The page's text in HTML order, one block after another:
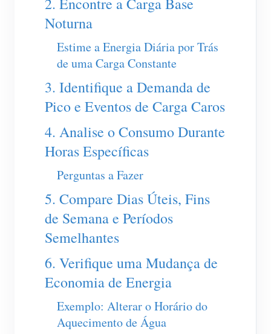
Monitor de consumo de eletricidade
Automação residencial
Monitoramento de energia da fábrica
Recursos
Início rápido do produto
Documento
Vídeo tutorial
FAQ
Notícias
Blog
Comunidade
Programa de contribuidores
Centro de contribuidores
Atividades IAMMETER
Fórum
App Loja
Explorar site
Ranking FV
Soluções
Contato
2. Encontre a Carga Base
Noturna
Estime a Energia Diária por Trás
de uma Carga Constante
3. Identifique a Demanda de
Pico e Eventos de Carga Caros
4. Analise o Consumo Durante
Horas Específicas
Perguntas a Fazer
5. Compare Dias Úteis, Fins
de Semana e Períodos
Semelhantes
6. Verifique uma Mudança de
Economia de Energia
Exemplo: Alterar o Horário do
Aquecimento de Água